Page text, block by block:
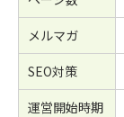
メルマガ
SEO対策
運営開始時期